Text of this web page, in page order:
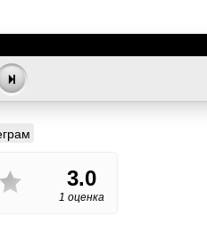
3.0
1 оценка